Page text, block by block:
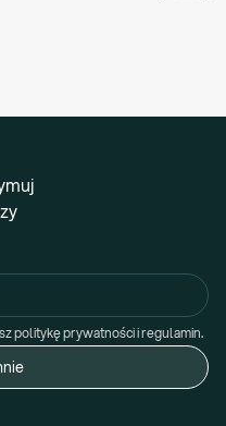
politykę prywatności i regulamin.